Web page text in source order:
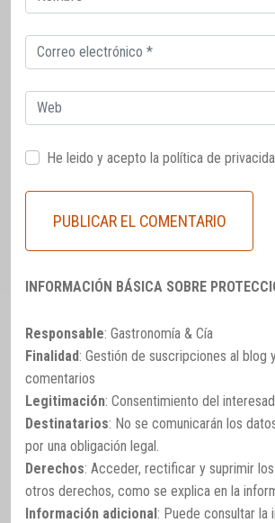
electrónico
Correo
electrónico
Web
He leido y acepto la política de
INFORMACIÓN BÁSICA SOBRE
Responsable: Gastronomía & Cía
Finalidad: Gestión de suscripciones al blog
comentarios
Legitimación: Consentimiento del
Destinatarios: No se comunicarán los
por una obligación legal.
Derechos: Acceder, rectificar y suprimir
otros derechos, como se explica en la
Información adicional: Puede consultar la